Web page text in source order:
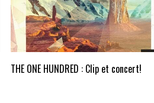
THE ONE HUNDRED : Clip et concert!